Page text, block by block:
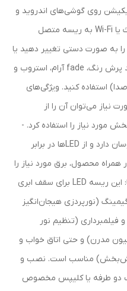
روی گوشی‌های اندروید و
iOS قابل نصب است و از طریق بلوتوث یا Wi-Fi به ریسه متصل
را به صورت دستی تغییر دهید یا
از افکت‌های از پیش تعیین شده مانند پرش رنگ، fade آرام، استروب و
استفاده کنید. ویژگی‌های
و در صورت نیاز می‌توان آن را از
نیاز را استفاده کرد. -
درایور SP668 عملکرد پایدار و بدون نوسان دارد و از LEDها در برابر
محصول، برق مورد نیاز را
به صورت ایمن تأمین می‌کند. کاربردها: این ریسه LED برای سقف ابری
(نورپردزی هیجان‌انگیز
فیلمبرداری (تنظیم نور
مدرن) و حتی اتاق خواب و
مناسب است. نصب و
دو طرفه یا کلیپس مخصوص